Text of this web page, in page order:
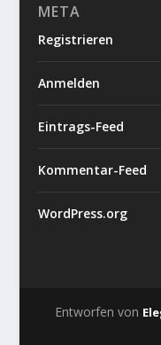
META
Registrieren
Anmelden
Eintrags-Feed
Kommentar-Feed
WordPress.org
Entworfen von